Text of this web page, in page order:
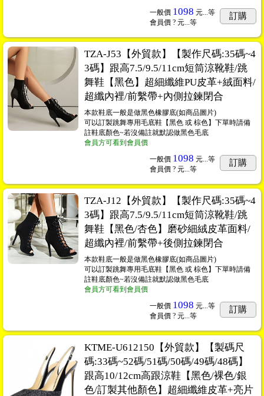
一般價 1098 元...等
會員價 ? 元...等
訂購
TZA-J53【外貿款】【製作尺碼:35碼~4
3碼】跟高7.5/9.5/11cm短筒涼靴鞋/跳
舞鞋【黑色】超細纖維PU皮革+絨面料/
超纖內裡/前繫帶+內側拉鍊閉合
本款鞋底一般是做黑色橡膠底(如商品圖片)
可以訂製跳舞專用毛底鞋【黑色 或 棕色】下單時請備
註鞋底顏色~若沒備註就默認做黑色毛底
會員方可看到會員價
一般價 1098 元...等
會員價 ? 元...等
訂購
TZA-J12【外貿款】【製作尺碼:35碼~4
3碼】跟高7.5/9.5/11cm短筒涼靴鞋/跳
舞鞋【黑色/杏色】磨砂細絨皮革面料/
超纖內裡/前繫帶+後側拉鍊閉合
本款鞋底一般是做黑色橡膠底(如商品圖片)
可以訂製跳舞專用毛底鞋【黑色 或 棕色】下單時請備
註鞋底顏色~若沒備註就默認做黑色毛底
會員方可看到會員價
一般價 1098 元...等
會員價 ? 元...等
訂購
KTME-U612150【外貿款】【製碼尺
碼:33碼~52碼/51碼/50碼/49碼/48碼】
跟高10/12cm高跟涼鞋【黑色/裸色/銀
色/訂製其他顏色】超細纖維皮革+亮片